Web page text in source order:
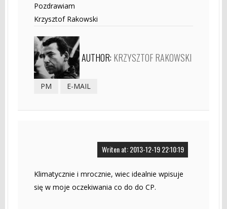
Pozdrawiam
Krzysztof Rakowski
AUTHOR: KRZYSZTOF RAKOWSKI
PM E-MAIL
Writen at: 2013-12-19 22:10:19
Klimatycznie i mrocznie, wiec idealnie wpisuje
się w moje oczekiwania co do do CP.